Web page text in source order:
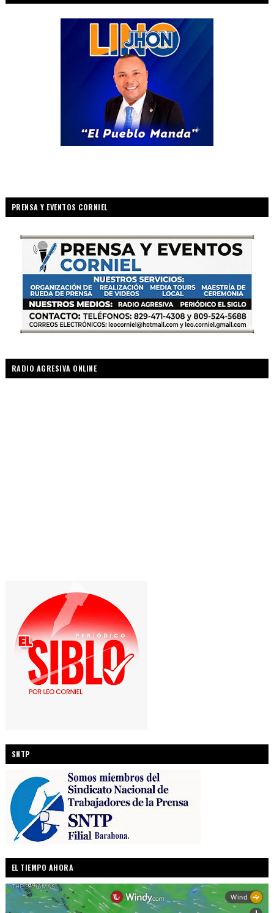
PRENSA Y EVENTOS CORNIEL
RADIO AGRESIVA ONLINE
SNTP
EL TIEMPO AHORA